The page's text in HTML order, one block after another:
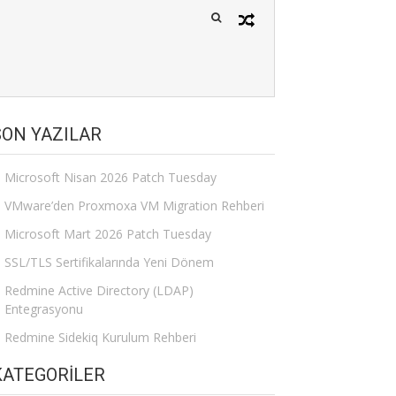
YAZILAR
Microsoft Nisan 2026 Patch Tuesday
VMware’den Proxmoxa VM Migration Rehberi
Microsoft Mart 2026 Patch Tuesday
SSL/TLS Sertifikalarında Yeni Dönem
Redmine Active Directory (LDAP)
Entegrasyonu
Redmine Sidekiq Kurulum Rehberi